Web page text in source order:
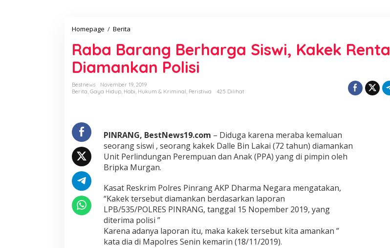
Homepage / Berita
b
a
B
a
r
a
r
h
a
r
g
S
i
s
w
i
K
Raba Barang Berharga Siswi, Kakek Renta
Diamankan Polisi
Bestnews
November 19, 2019
Berita, Gaya Hidup, Hobi, Hukum & Kriminal, Peristiwa 425 Dilihat
PINRANG, BestNews19.com – Diduga karena meraba kemaluan
seorang siswi , seorang kakek Dalle Bin Lakai (72 tahun) diamankan
Unit Perlindungan Perempuan dan Anak (PPA) yang di pimpin oleh
Bripka Murgan.
Kasat Reskrim Polres Pinrang AKP Dharma Negara mengatakan,
“Kakek tersebut diamankan berdasarkan laporan
LPB/535/POLRES PINRANG, tanggal 15 Nopember 2019, yang
diterima polisi ”
Karena adanya laporan itu, maka kakek tersebut kita amankan ”
kata dia di Mapolres Senin kemarin (18/11/2019).